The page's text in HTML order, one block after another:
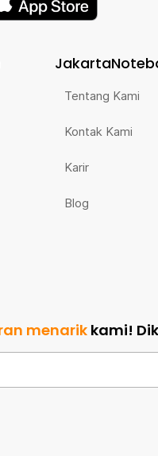
Tentang Kami
Kontak Kami
Karir
Blog
menarik kami!